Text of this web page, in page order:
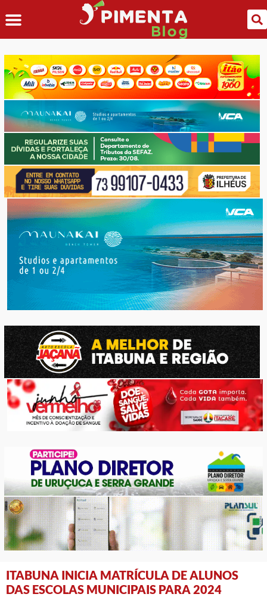
ITABUNA INICIA MATRÍCULA DE ALUNOS
DAS ESCOLAS MUNICIPAIS PARA 2024